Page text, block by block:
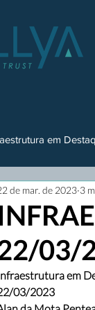
em
03/
de mar. de 2023 3
em
03/2023